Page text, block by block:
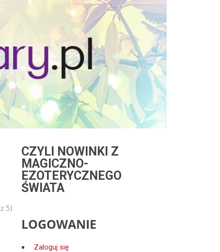
z 5)
CZYLI NOWINKI Z
MAGICZNO-
EZOTERYCZNEGO
ŚWIATA
LOGOWANIE
Zaloguj się